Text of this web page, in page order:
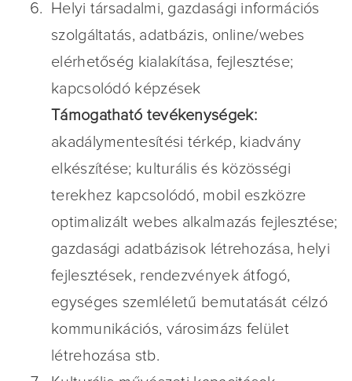
Helyi társadalmi, gazdasági információs
szolgáltatás, adatbázis, online/webes
elérhetőség kialakítása, fejlesztése;
kapcsolódó képzések
Támogatható tevékenységek:
akadálymentesítési térkép, kiadvány
elkészítése; kulturális és közösségi
terekhez kapcsolódó, mobil eszközre
optimalizált webes alkalmazás fejlesztése;
gazdasági adatbázisok létrehozása, helyi
fejlesztések, rendezvények átfogó,
egységes szemléletű bemutatását célzó
kommunikációs, városimázs felület
létrehozása stb.